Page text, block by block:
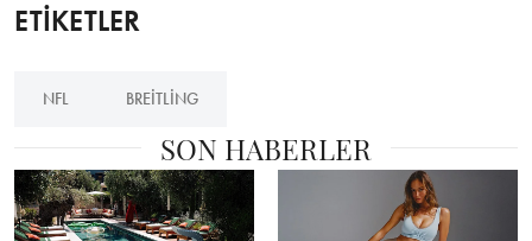
ETİKETLER
NFL BREITLING
SON HABERLER